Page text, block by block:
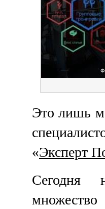
Это лишь
«Эксперт
Сегодня